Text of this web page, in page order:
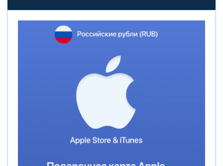
«НОВИКОМБАНК»
«ВНЕШПРОМБАНК»
«БАНК ГЛОБЭКС»